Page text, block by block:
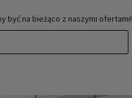
być na bieżąco z naszymi ofertami!